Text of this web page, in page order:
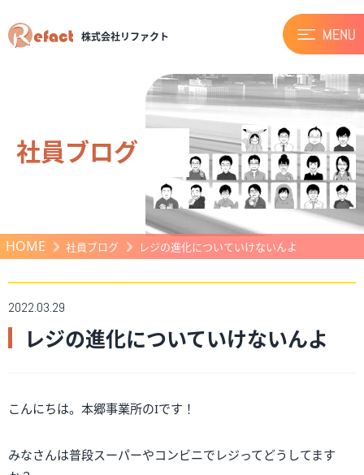
株式会社リファクト
社員ブログ
HOME 社員ブログ レジの進化についていけないんよ
2022.03.29
レジの進化についていけないんよ
こんにちは。本郷事業所のIです！
みなさんは普段スーパーやコンビニでレジってどうしてます